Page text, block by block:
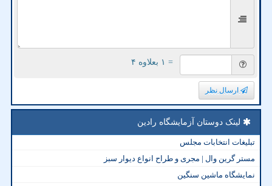
= ۱ بعلاوه ۴
ارسال نظر
لینک دوستان آزمایشگاه رادین
تبلیغات انتخابات مجلس
مستر گرین وال | مجری و طراح انواع دیوار سبز
نمایشگاه ماشین سنگین